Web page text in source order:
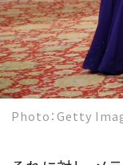
Photo：Getty